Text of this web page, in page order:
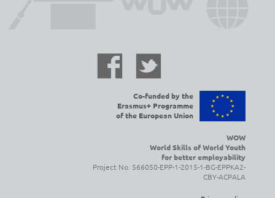
Co-funded by the
Erasmus+ Programme
of the European Union
WOW
World Skills of World Youth
for better employability
Project No. 566050-EPP-1-2015-1-BG-EPPKA2-
CBY-ACPALA